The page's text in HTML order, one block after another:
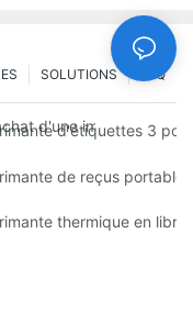
FAQ
SOLUTIONS
d'une imprimante
d'étiquettes 3
pour imprimer à tout
de reçus
facilement des
thermique en